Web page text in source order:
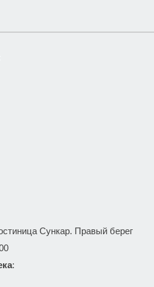
Сункар. Правый берег
: